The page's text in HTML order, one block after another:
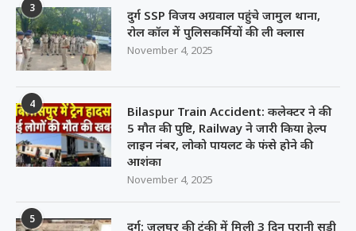
3
दुर्ग SSP विजय अग्रवाल पहुंचे जामुल थाना,
रोल कॉल में पुलिसकर्मियों की ली क्लास
November 4, 2025
4
Bilaspur Train Accident: कलेक्टर ने की
5 मौत की पुष्टि, Railway ने जारी किया हेल्प
लाइन नंबर, लोको पायलट के फंसे होने की
आशंका
November 4, 2025
5
दुर्ग: जलघर की टंकी में मिली 3 दिन पुरानी सड़ी